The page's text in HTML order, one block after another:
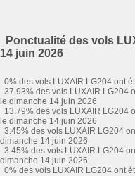
Ponctualité des vols
14 juin 2026
0% des vols LUXAIR LG204 ont
37.93% des vols LUXAIR LG204
le dimanche 14 juin 2026
13.79% des vols LUXAIR LG204
le dimanche 14 juin 2026
3.45% des vols LUXAIR LG204
dimanche 14 juin 2026
3.45% des vols LUXAIR LG204
dimanche 14 juin 2026
0% des vols LUXAIR LG204 ont